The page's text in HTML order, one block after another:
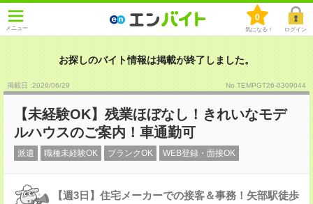
メニュー
0
気になる！ ログイン
お探しのバイト情報は掲載が終了しました。
掲載日 :2026/06/29 No.TEMPGT26-0309044
【未経験OK】残業ほぼなし！きれいなモデ
ルハウスのご案内！車通勤可
派遣 職種未経験OK ブランクOK WEB登録・面接OK
【週3日】住宅メーカーでの接客＆事務！矢部駅徒歩